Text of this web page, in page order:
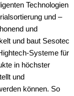
Technologien
und –
und
und baut Sesotec
Systeme für
in höchster
und
können. So